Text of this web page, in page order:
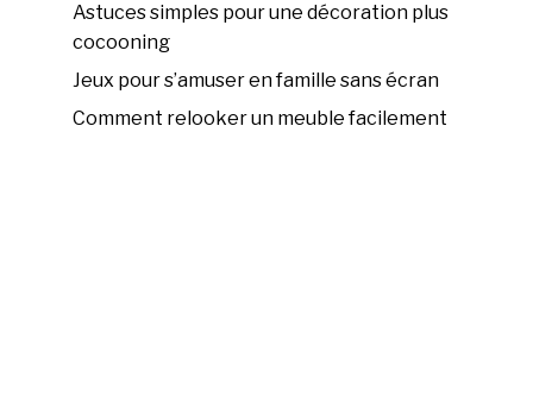
Astuces simples pour une décoration plus
cocooning
Jeux pour s’amuser en famille sans écran
Comment relooker un meuble facilement